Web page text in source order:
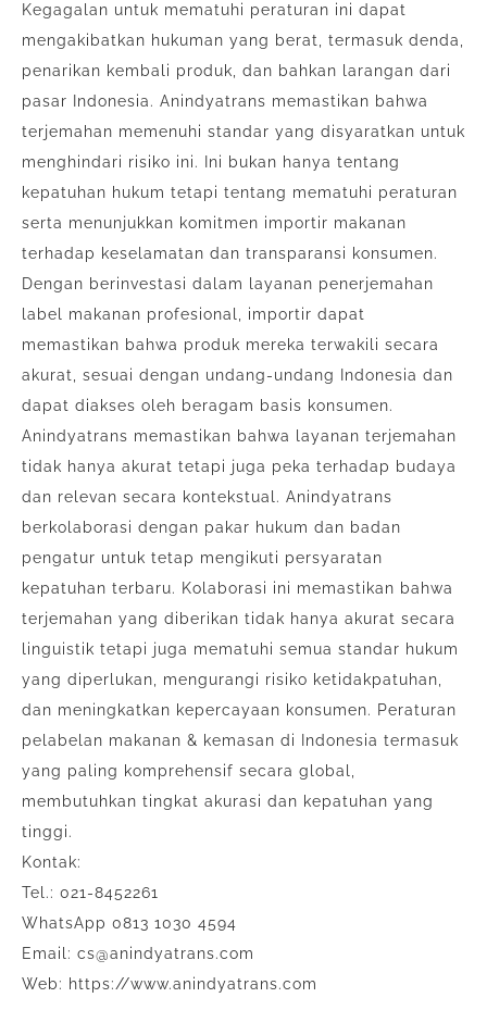
Kegagalan untuk mematuhi peraturan ini dapat
mengakibatkan hukuman yang berat, termasuk denda,
penarikan kembali produk, dan bahkan larangan dari
pasar Indonesia. Anindyatrans memastikan bahwa
terjemahan memenuhi standar yang disyaratkan untuk
menghindari risiko ini. Ini bukan hanya tentang
kepatuhan hukum tetapi tentang mematuhi peraturan
serta menunjukkan komitmen importir makanan
terhadap keselamatan dan transparansi konsumen.
Dengan berinvestasi dalam layanan penerjemahan
label makanan profesional, importir dapat
memastikan bahwa produk mereka terwakili secara
akurat, sesuai dengan undang-undang Indonesia dan
dapat diakses oleh beragam basis konsumen.
Anindyatrans memastikan bahwa layanan terjemahan
tidak hanya akurat tetapi juga peka terhadap budaya
dan relevan secara kontekstual. Anindyatrans
berkolaborasi dengan pakar hukum dan badan
pengatur untuk tetap mengikuti persyaratan
kepatuhan terbaru. Kolaborasi ini memastikan bahwa
terjemahan yang diberikan tidak hanya akurat secara
linguistik tetapi juga mematuhi semua standar hukum
yang diperlukan, mengurangi risiko ketidakpatuhan,
dan meningkatkan kepercayaan konsumen. Peraturan
pelabelan makanan & kemasan di Indonesia termasuk
yang paling komprehensif secara global,
membutuhkan tingkat akurasi dan kepatuhan yang
tinggi.
Kontak:
Tel.: 021-8452261
WhatsApp 0813 1030 4594
Email: cs@anindyatrans.com
Web: https://www.anindyatrans.com